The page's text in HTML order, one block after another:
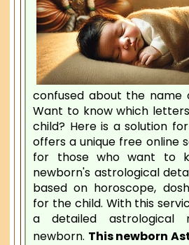
confused about the name
Want to know which
child? Here is a solution
offers a unique free online
for those who want to
newborn's astrological
based on horoscope,
for the child. With this
a detailed
newborn. This newborn